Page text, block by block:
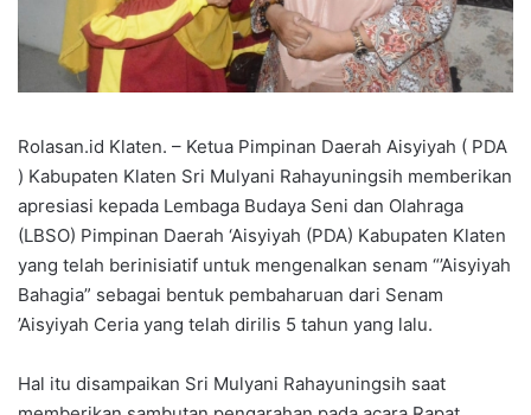
Rolasan.id Klaten. – Ketua Pimpinan Daerah Aisyiyah ( PDA
) Kabupaten Klaten Sri Mulyani Rahayuningsih memberikan
apresiasi kepada Lembaga Budaya Seni dan Olahraga
(LBSO) Pimpinan Daerah ‘Aisyiyah (PDA) Kabupaten Klaten
yang telah berinisiatif untuk mengenalkan senam “’Aisyiyah
Bahagia” sebagai bentuk pembaharuan dari Senam
’Aisyiyah Ceria yang telah dirilis 5 tahun yang lalu.
Hal itu disampaikan Sri Mulyani Rahayuningsih saat